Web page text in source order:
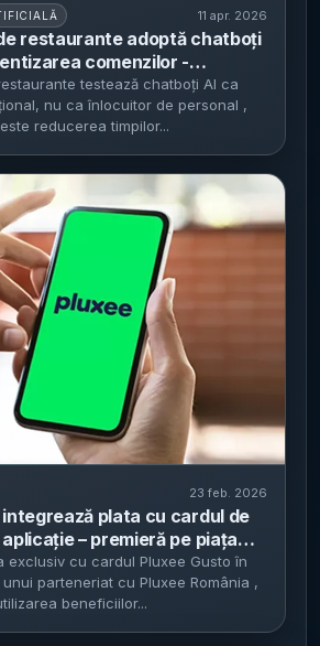
11 apr. 2026
restaurante adoptă chatboți
comenzilor -
să transforme industria
sprijine angajații
testează chatboți AI ca
nu ca înlocuitor de personal ,
reducerea timpilor...
23 feb. 2026
integrează plata cu cardul de
– premieră pe piața
exclusiv cu cardul Pluxee Gusto în
parteneriat cu Pluxee România ,
beneficiilor...